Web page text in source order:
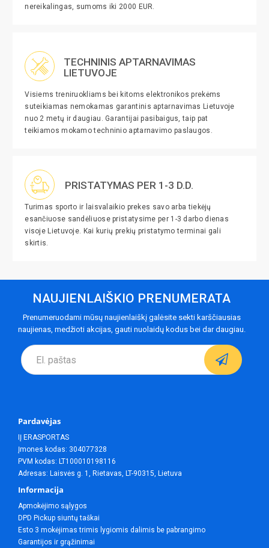
nereikalingas, sumoms iki 2000 EUR.
TECHNINIS APTARNAVIMAS
LIETUVOJE
Visiems treniruokliams bei kitoms elektronikos prekėms
suteikiamas nemokamas garantinis aptarnavimas Lietuvoje
nuo 2 metų ir daugiau. Garantijai pasibaigus, taip pat
teikiamos mokamo techninio aptarnavimo paslaugos.
PRISTATYMAS PER 1-3 D.D.
Turimas sporto ir laisvalaikio prekes savo arba tiekėjų
esančiuose sandėliuose pristatysime per 1-3 darbo dienas
visoje Lietuvoje. Kai kurių prekių pristatymo terminai gali
skirtis.
NAUJIENLAIŠKIO PRENUMERATA
Prenumeruodami mūsų naujienlaiškį galėsite sekti karščiausias
naujienas, medžioti akcijas, gauti nuolaidų kodus bei dar daugiau.
Pardavėjas
IĮ ERASPORTAS
Įmones kodas: 304077328
PVM kodas: LT100010198116
Adresas: Laisvės g. 1, Rietavas, LT-90315, Lietuva
Informacija
Apmokėjimo sąlygos
DPD Pickup siuntų taškai
Esto 3 mokėjimas trimis lygiomis dalimis be pabrangimo
Garantijos ir grąžinimai